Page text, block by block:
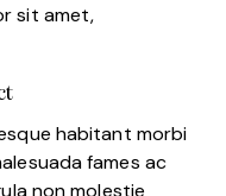
sit amet,
habitant morbi
fames ac
non molestie